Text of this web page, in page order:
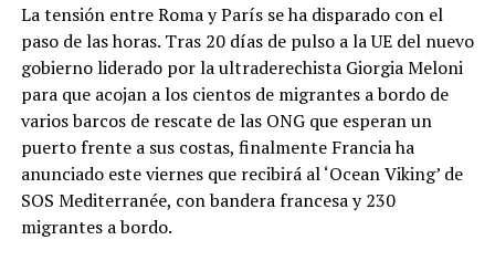
La tensión entre Roma y París se ha disparado con el
paso de las horas. Tras 20 días de pulso a la UE del nuevo
gobierno liderado por la ultraderechista Giorgia Meloni
para que acojan a los cientos de migrantes a bordo de
varios barcos de rescate de las ONG que esperan un
puerto frente a sus costas, finalmente Francia ha
anunciado este viernes que recibirá al ‘Ocean Viking’ de
SOS Mediterranée, con bandera francesa y 230
migrantes a bordo.